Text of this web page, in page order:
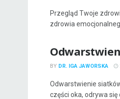
Przegląd Twoje
zdrowia
BY DR. IGA JAWORSKA
Odwarstwienie
części oka, odrywa się